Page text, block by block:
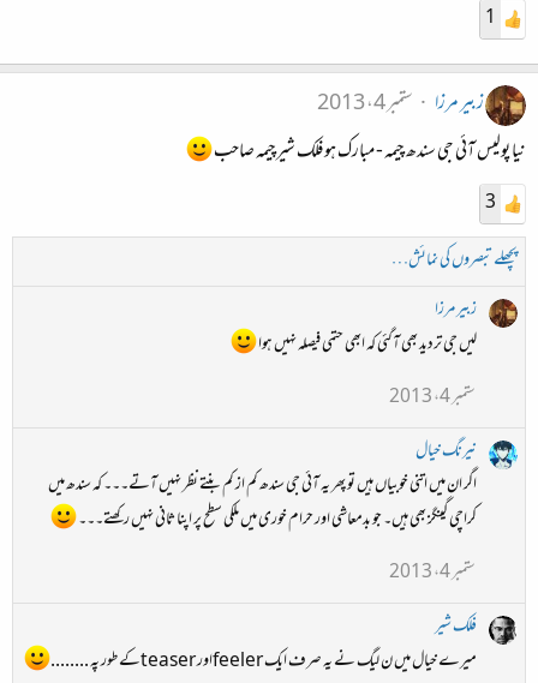
1
زبیر مرزا
ستمبر 4، 2013
نیا پولیس آئی جی سندھ چیمہ - مبارک ہو فلک شیرچیمہ صاحب
3
پچھلے تبصروں کی نمائش…
زبیر مرزا
لیں جی تردید بھی آگئی کہ ابھی حتمی فیصلہ نہیں ہوا
ستمبر 4، 2013
نیرنگ خیال
اگر ان میں اتنی خوبیاں ہیں تو پھر یہ آئی جی سندھ کم از کم بنتے نظر نہیں آتے۔۔۔ کہ سندھ میں
کراچی گینگز بھی ہیں۔ جو بدمعاشی اور حرام خوری میں ملکی سطح پر اپنا ثانی نہیں رکھتے۔۔۔
ستمبر 4، 2013
فلک شیر
میرے خیال میں ن لیگ نے یہ صرف ایک feelerاور teaserکے طور پہ ........